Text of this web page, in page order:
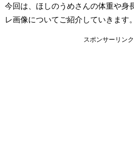
今回は、ほしのうめさんの体重や身
レ画像についてご紹介していきます。
スポンサーリンク